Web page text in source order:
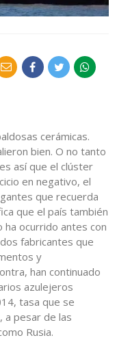
cerámicas.
bien. O no tanto
así que el clúster
en negativo, el
que recuerda
que el país también
ha ocurrido antes con
fabricantes que
y
han continuado
azulejeros
tasa que se
a pesar de las
Rusia.